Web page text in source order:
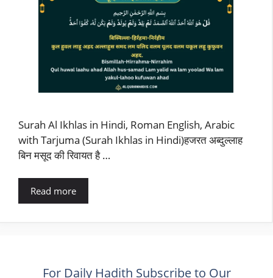
Surah Al Ikhlas in Hindi, Roman English, Arabic
with Tarjuma (Surah Ikhlas in Hindi)हजरत अब्दुल्लाह
बिन मसूद की रिवायत है …
Read more
For Daily Hadith Subscribe to Our